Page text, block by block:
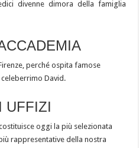
divenne dimora della famiglia
perché ospita famose
David.
UFFIZI
oggi la più selezionata
rappresentative della nostra